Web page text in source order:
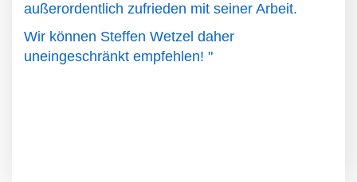
außerordentlich zufrieden mit seiner Arbeit.
Wir können Steffen Wetzel daher
uneingeschränkt empfehlen! "